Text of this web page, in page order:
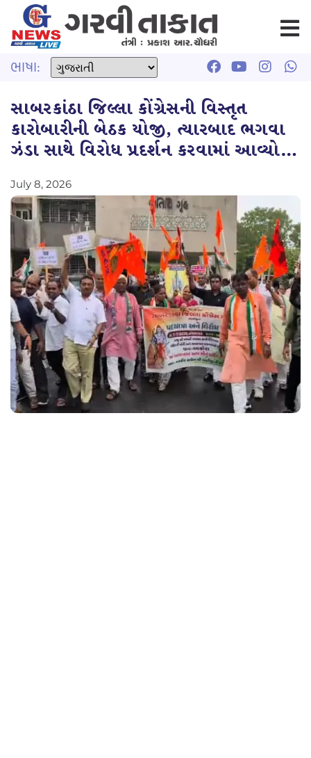
ભાષા:
સાબરકાંઠા જિલ્લા કોંગ્રેસની વિસ્તૃત
કારોબારીની બેઠક યોજી, ત્યારબાદ ભગવા
ઝંડા સાથે વિરોધ પ્રદર્શન કરવામાં આવ્યો…
July 8, 2026